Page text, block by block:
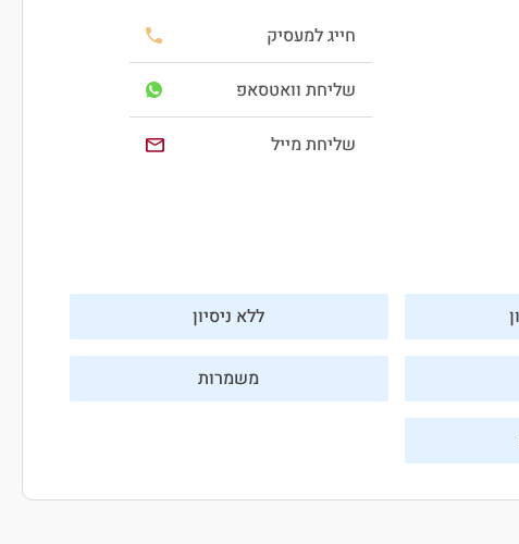
חייג למעסיק
שליחת וואטסאפ
שליחת מייל
ללא ניסיון
משמרות